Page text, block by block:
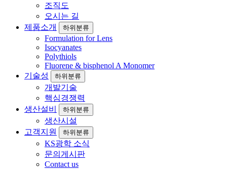
조직도
오시는 길
제품소개
하위분류
Formulation for Lens
Isocyanates
Polythiols
Fluorene & bisphenol A Monomer
기술성
하위분류
개발기술
핵심경쟁력
생산설비
하위분류
생산시설
고객지원
하위분류
KS광학 소식
문의게시판
Contact us